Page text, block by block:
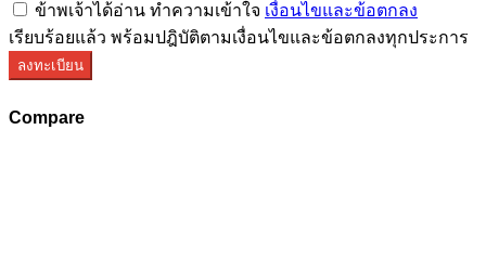
ข้าพเจ้าได้อ่าน ทำความเข้าใจ เงื่อนไขและข้อตกลง
เรียบร้อยแล้ว พร้อมปฎิบัติตามเงื่อนไขและข้อตกลงทุกประการ
ลงทะเบียน
Compare